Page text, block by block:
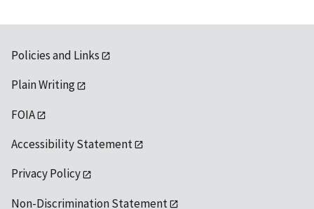
Policies and Links
Plain Writing
FOIA
Accessibility Statement
Privacy Policy
Non-Discrimination Statement